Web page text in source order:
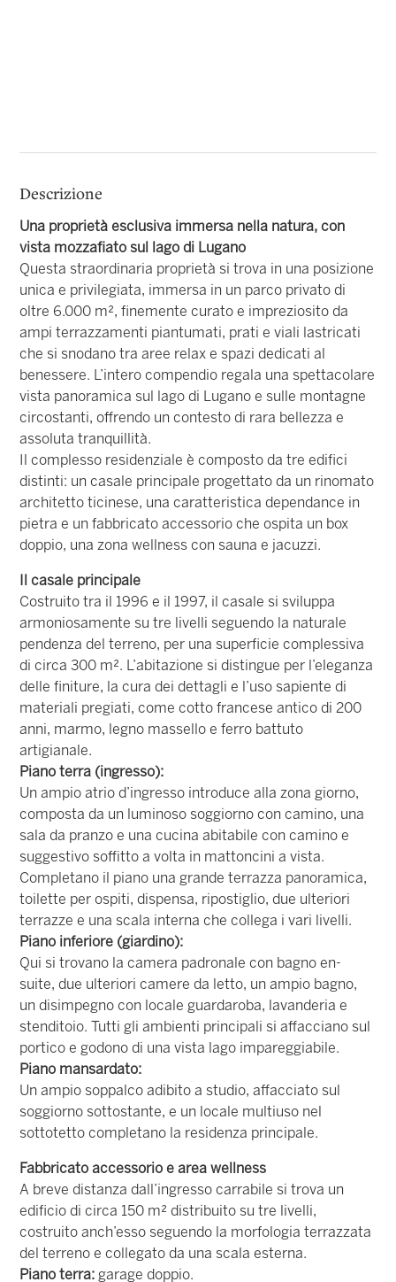
Descrizione
Una proprietà esclusiva immersa nella natura, con
vista mozzafiato sul lago di Lugano
Questa straordinaria proprietà si trova in una posizione
unica e privilegiata, immersa in un parco privato di
oltre 6.000 m², finemente curato e impreziosito da
ampi terrazzamenti piantumati, prati e viali lastricati
che si snodano tra aree relax e spazi dedicati al
benessere. L’intero compendio regala una spettacolare
vista panoramica sul lago di Lugano e sulle montagne
circostanti, offrendo un contesto di rara bellezza e
assoluta tranquillità.
Il complesso residenziale è composto da tre edifici
distinti: un casale principale progettato da un rinomato
architetto ticinese, una caratteristica dependance in
pietra e un fabbricato accessorio che ospita un box
doppio, una zona wellness con sauna e jacuzzi.
Il casale principale
Costruito tra il 1996 e il 1997, il casale si sviluppa
armoniosamente su tre livelli seguendo la naturale
pendenza del terreno, per una superficie complessiva
di circa 300 m². L’abitazione si distingue per l’eleganza
delle finiture, la cura dei dettagli e l’uso sapiente di
materiali pregiati, come cotto francese antico di 200
anni, marmo, legno massello e ferro battuto
artigianale.
Piano terra (ingresso):
Un ampio atrio d’ingresso introduce alla zona giorno,
composta da un luminoso soggiorno con camino, una
sala da pranzo e una cucina abitabile con camino e
suggestivo soffitto a volta in mattoncini a vista.
Completano il piano una grande terrazza panoramica,
toilette per ospiti, dispensa, ripostiglio, due ulteriori
terrazze e una scala interna che collega i vari livelli.
Piano inferiore (giardino):
Qui si trovano la camera padronale con bagno en-
suite, due ulteriori camere da letto, un ampio bagno,
un disimpegno con locale guardaroba, lavanderia e
stenditoio. Tutti gli ambienti principali si affacciano sul
portico e godono di una vista lago impareggiabile.
Piano mansardato:
Un ampio soppalco adibito a studio, affacciato sul
soggiorno sottostante, e un locale multiuso nel
sottotetto completano la residenza principale.
Fabbricato accessorio e area wellness
A breve distanza dall’ingresso carrabile si trova un
edificio di circa 150 m² distribuito su tre livelli,
costruito anch’esso seguendo la morfologia terrazzata
del terreno e collegato da una scala esterna.
Piano terra: garage doppio.